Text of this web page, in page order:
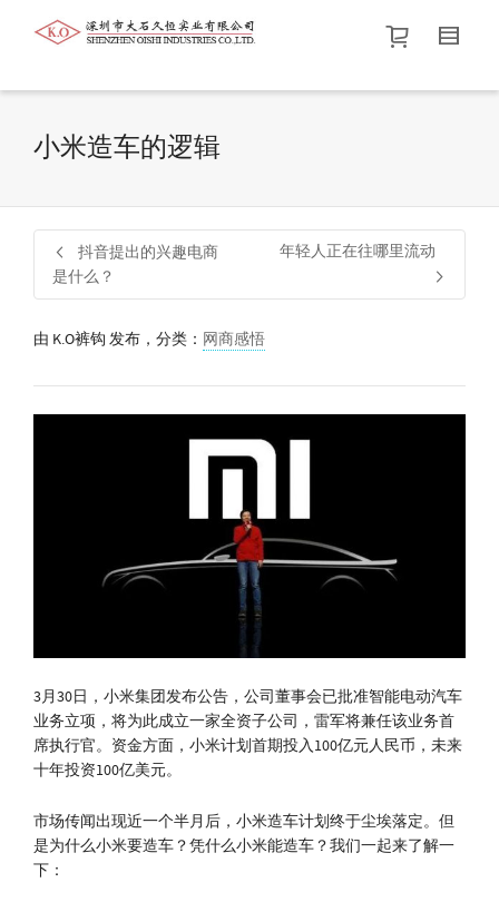
帮我查找新的衬衫尺码
价格介于
小米造车的逻辑
抖音提出的兴趣电商
是什么？
年轻人正在往哪里流动
由 K.O裤钩 发布，分类： 网商感悟
3月30日，小米集团发布公告，公司董事会已批准智能电动汽车
业务立项，将为此成立一家全资子公司，雷军将兼任该业务首
席执行官。资金方面，小米计划首期投入100亿元人民币，未来
十年投资100亿美元。
市场传闻出现近一个半月后，小米造车计划终于尘埃落定。但
是为什么小米要造车？凭什么小米能造车？我们一起来了解一
下：